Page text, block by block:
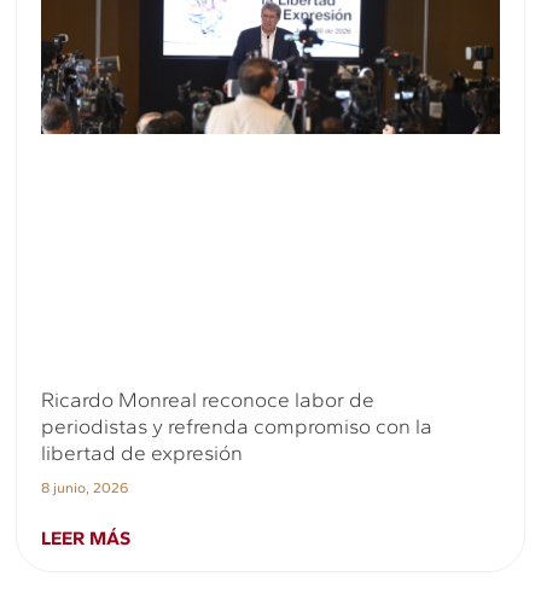
Ricardo Monreal reconoce labor de
periodistas y refrenda compromiso con la
libertad de expresión
8 junio, 2026
LEER MÁS